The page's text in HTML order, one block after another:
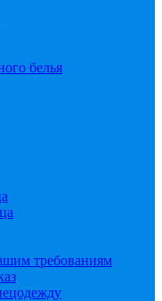
белья
требованиям